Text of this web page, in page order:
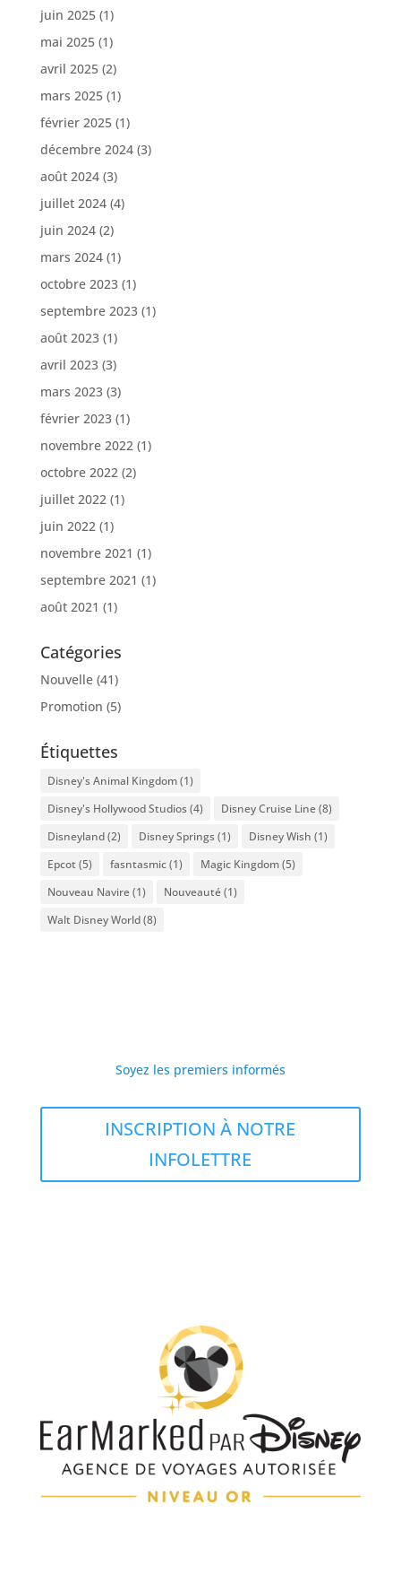
juin 2025(1)
mai 2025(1)
avril 2025(2)
mars 2025(1)
février 2025(1)
décembre 2024(3)
août 2024(3)
juillet 2024(4)
juin 2024(2)
mars 2024(1)
octobre 2023(1)
septembre 2023(1)
août 2023(1)
avril 2023(3)
mars 2023(3)
février 2023(1)
novembre 2022(1)
octobre 2022(2)
juillet 2022(1)
juin 2022(1)
novembre 2021 (1)
septembre 2021 (1)
août 2021 (1)
Catégories
Nouvelle(41)
Promotion (5)
Étiquettes
Disney's Animal Kingdom(1)
Disney's Hollywood Studios(4) Disney Cruise Line(8)
Disneyland(2) Disney Springs(1) Disney Wish (1)
Epcot (5) fasntasmic(1) Magic Kingdom(5)
Nouveau Navire(1) Nouveauté(1)
Walt Disney World(8)
Soyez les premiers informés
INSCRIPTION À NOTRE
INFOLETTRE